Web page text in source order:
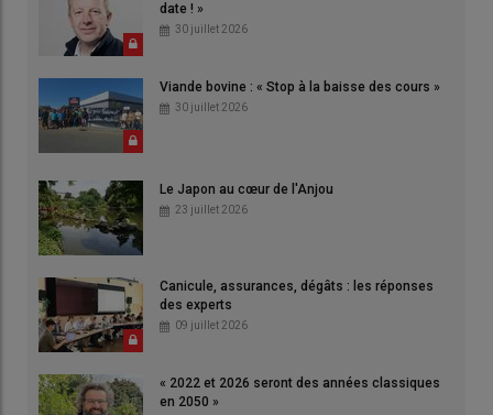
date ! »
30 juillet 2026
Viande bovine : « Stop à la baisse des cours »
30 juillet 2026
Le Japon au cœur de l'Anjou
23 juillet 2026
Canicule, assurances, dégâts : les réponses
des experts
09 juillet 2026
« 2022 et 2026 seront des années classiques
en 2050 »